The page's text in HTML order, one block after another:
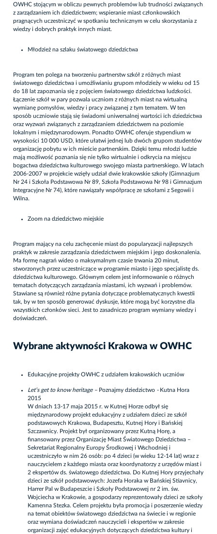
OWHC stojącym w obliczu pewnych problemów lub trudności związanych
z zarządzaniem ich dziedzictwem; wspieranie miast członkowskich
pragnących uczestniczyć w spotkaniu technicznym w celu skorzystania z
wiedzy i dobrych praktyk innych miast.
Młodzież na szlaku światowego dziedzictwa
Program ten polega na tworzeniu partnerstw szkół z różnych miast
światowego dziedzictwa i umożliwianiu grupom młodzieży w wieku od 15
do 18 lat zapoznania się z pojęciem światowego dziedzictwa ludzkości.
Łączenie szkół w pary pozwala uczniom z różnych miast na wirtualną
wymianę pomysłów, wiedzy i pracy związanej z tym tematem. W ten
sposób uczniowie stają się świadomi uniwersalnej wartości ich dziedzictwa
oraz wyzwań związanych z zarządzaniem dziedzictwem na poziomie
lokalnym i międzynarodowym. Ponadto OWHC oferuje stypendium w
wysokości 10 000 USD, które ułatwi jednej lub dwóch grupom studentów
organizację pobytu w ich mieście partnerskim. Dzięki temu młodzi ludzie
mają możliwość poznania się nie tylko wirtualnie i odkrycia na miejscu
bogactwa dziedzictwa kulturowego swojego miasta partnerskiego. W latach
2006-2007 w projekcie wzięły udział dwie krakowskie szkoły (Gimnazjum
Nr 24 i Szkoła Podstawowa Nr 89, Szkoła Podstawowa Nr 98 i Gimnazjum
Integracyjne Nr 74), które nawiązały współpracę ze szkołami z Segowii i
Wilna.
Zoom na dziedzictwo miejskie
Program mający na celu zachęcenie miast do popularyzacji najlepszych
praktyk w zakresie zarządzania dziedzictwem miejskim i jego doskonalenia.
Ma formę nagrań wideo o maksymalnym czasie trwania 20 minut,
stworzonych przez uczestniczące w programie miasto i jego specjalistę ds.
dziedzictwa kulturowego. Głównym celem jest informowanie o różnych
tematach dotyczących zarządzania miastami, ich wyzwań i problemów.
Stawiane są również różne pytania dotyczące problematycznych kwestii
tak, by w ten sposób generować dyskusje, które mogą być korzystne dla
wszystkich członków sieci. Jest to zasadniczo program wymiany wiedzy i
doświadczeń.
Wybrane aktywności Krakowa w OWHC
Edukacyjne projekty OWHC z udziałem krakowskich uczniów
Let’s get to know heritage – Poznajmy dziedzictwo - Kutna Hora
2015
W dniach 13-17 maja 2015 r. w Kutnej Horze odbył się
międzynarodowy projekt edukacyjny z udziałem dzieci ze szkół
podstawowych Krakowa, Budapesztu, Kutnej Hory i Bańskiej
Szczawnicy. Projekt był organizowany przez Kutną Horę, a
finansowany przez Organizację Miast Światowego Dziedzictwa –
Sekretariat Regionalny Europy Środkowej i Wschodniej i
uczestniczyło w nim 26 osób: po 4 dzieci (w wieku 12-14 lat) wraz z
nauczycielem z każdego miasta oraz koordynatorzy z urzędów miast i
2 ekspertów ds. światowego dziedzictwa. Do Kutnej Hory przyjechały
dzieci ze szkół podstawowych: Jozefa Horaka w Bańskiej Stiavnicy,
Harrer Pal w Budapeszcie i Szkoły Podstawowej nr 2 im. św.
Wojciecha w Krakowie, a gospodarzy reprezentowały dzieci ze szkoły
Kamenna Stezka. Celem projektu była promocja i poszerzenie wiedzy
na temat obiektów światowego dziedzictwa na świecie i w regionie
oraz wymiana doświadczeń nauczycieli i ekspertów w zakresie
organizacji zajęć edukacyjnych dotyczących dziedzictwa kultury i